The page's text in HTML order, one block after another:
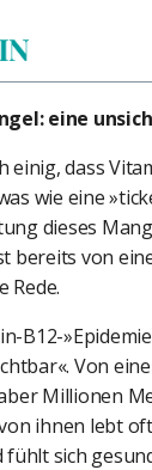
eine
einig, dass
wie eine
dieses
bereits von
Rede.
B12-
Von
Millionen
ihnen lebt
fühlt sich